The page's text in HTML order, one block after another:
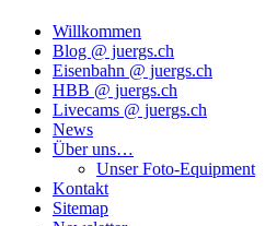
Willkommen
Blog @ juergs.ch
Eisenbahn @ juergs.ch
HBB @ juergs.ch
Livecams @ juergs.ch
News
Über uns…
Unser Foto-Equipment
Kontakt
Sitemap